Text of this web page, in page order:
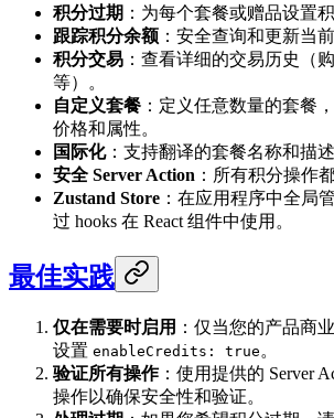
积分过期 ：为每个套餐或赠品设置
跟踪积分余额 ：安全查询和更新当
积分交易 ：查看详细的交易历史（
等）。
自定义套餐 ：定义任意数量的套餐
价格和属性。
国际化：支持翻译的套餐名称和描述
安全 Server Action ：所有积分操作
Zustand Store ：在应用程序中全局
过 hooks 在 React 组件中使用。
最佳实践
仅在需要时启用 ：仅当您的产品商
设置 enableCredits: true 。
验证所有操作：使用提供的 Server
操作以确保安全性和验证。